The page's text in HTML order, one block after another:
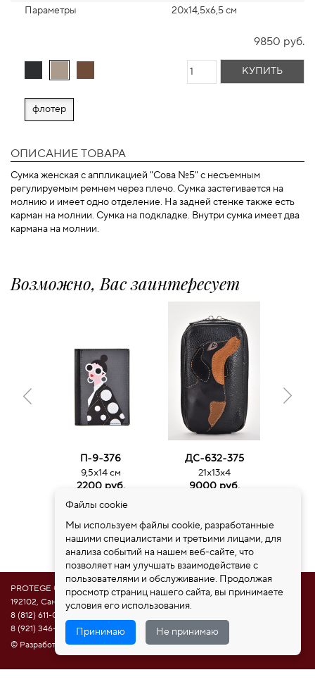
Параметры
20х14,5х6,5 см
9850 руб.
КУПИТЬ
флотер
ОПИСАНИЕ ТОВАРА
Сумка женская с аппликацией "Сова №5" с несъемным
регулируемым ремнем через плечо. Сумка застегивается на
молнию и имеет одно отделение. На задней стенке также есть
карман на молнии. Сумка на подкладке. Внутри сумка имеет два
кармана на молнии.
Возможно, Вас заинтересует
П-9-376
9,5х14 см
2200 руб.
ДС-632-375
21х13х4
9000 руб.
PROTEGE ®
192102, Санкт-Петербург, ул. Самойловой 5, ПСК "Нобелевская дорога"
8 (812) 611-08-81
8 (921) 346-85-39
© Разработка сайта НАМ ИНТЕРЕСНО
Файлы cookie
Мы используем файлы cookie, разработанные
нашими специалистами и третьими лицами, для
анализа событий на нашем веб-сайте, что
позволяет нам улучшать взаимодействие с
пользователями и обслуживание. Продолжая
просмотр страниц нашего сайта, вы принимаете
условия его использования.
Принимаю Не принимаю